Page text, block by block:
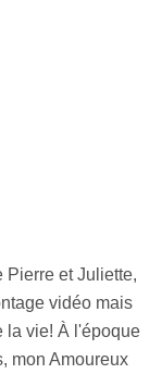
Pierre et Juliette,
vidéo mais
la vie! À l'époque
mon Amoureux